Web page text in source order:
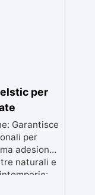
per
Garantisce
per
adesione:
naturali e
e